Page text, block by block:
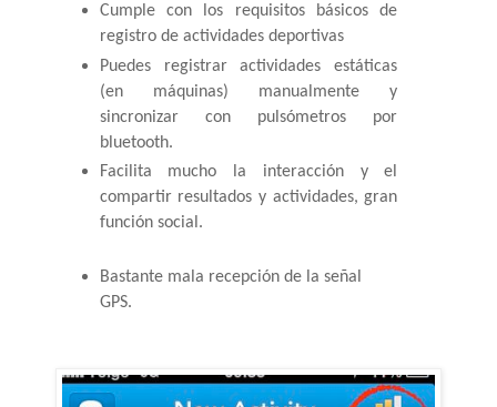
Cumple con los requisitos básicos de
registro de actividades deportivas
Puedes registrar actividades estáticas
(en máquinas) manualmente y
sincronizar con pulsómetros por
bluetooth.
Facilita mucho la interacción y el
compartir resultados y actividades, gran
función social.
Bastante mala recepción de la señal
GPS.